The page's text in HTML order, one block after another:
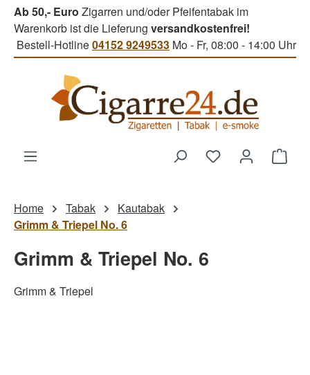
Zum Hauptinhalt springen
Ab 50,- Euro Zigarren und/oder Pfeifentabak im
Warenkorb ist die Lieferung versandkostenfrei!
Bestell-Hotline04152 9249533 Mo - Fr, 08:00 - 14:00 Uhr
Du hast 0
Home Tabak
Kautabak
Grimm & Triepel No. 6
Grimm & Triepel No. 6
Grimm & Triepel